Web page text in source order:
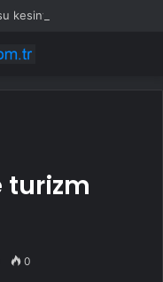
kesintisi uygulayacak
turizm
0